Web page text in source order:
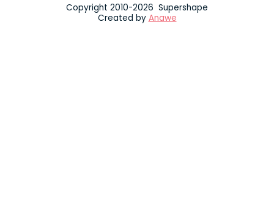
Copyright 2010-2026 Supershape
Created by Anawe